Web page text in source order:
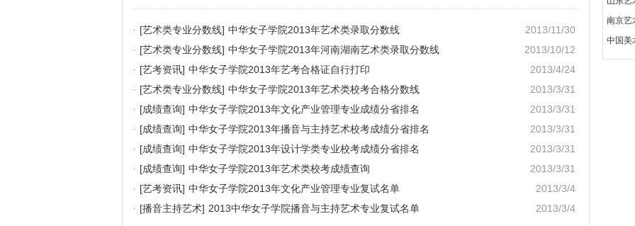
2013/11/30
· [艺术类专业分数线] 中华女子学院2013年艺术类录取分数线
2013/10/12
· [艺术类专业分数线] 中华女子学院2013年河南湖南艺术类录取分数线
2013/4/24
· [艺考资讯] 中华女子学院2013年艺考合格证自行打印
2013/3/31
· [艺术类专业分数线] 中华女子学院2013年艺术类校考合格分数线
2013/3/31
· [成绩查询] 中华女子学院2013年文化产业管理专业成绩分省排名
2013/3/31
· [成绩查询] 中华女子学院2013年播音与主持艺术校考成绩分省排名
2013/3/31
· [成绩查询] 中华女子学院2013年设计学类专业校考成绩分省排名
2013/3/31
· [成绩查询] 中华女子学院2013年艺术类校考成绩查询
2013/3/4
· [艺考资讯] 中华女子学院2013年文化产业管理专业复试名单
2013/3/4
· [播音主持艺术] 2013中华女子学院播音与主持艺术专业复试名单
南京艺
中国美